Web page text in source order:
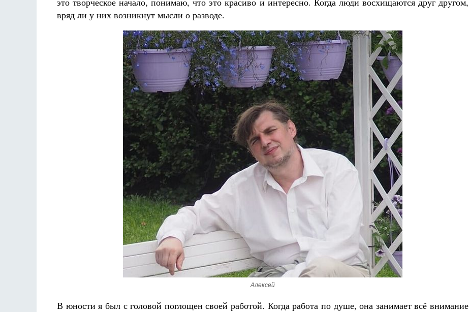
вряд ли у них возникнут мысли о разводе.
Алексей
В юности я был с головой поглощен своей работой. Когда работа по душе, она занимает всё внимание